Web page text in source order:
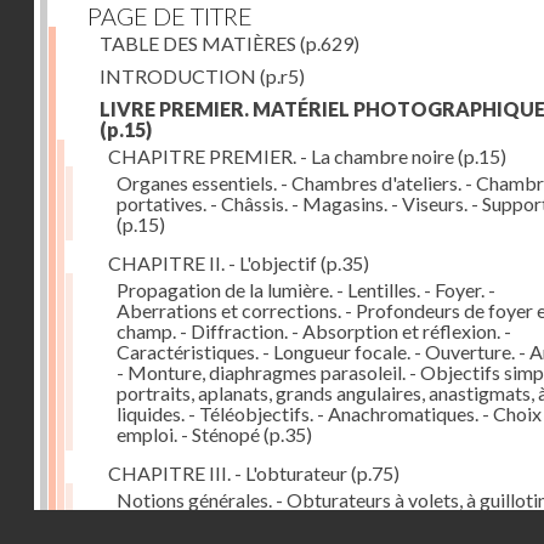
PAGE DE TITRE
TABLE DES MATIÈRES (p.629)
INTRODUCTION (p.r5)
LIVRE PREMIER. MATÉRIEL PHOTOGRAPHIQUE
(p.15)
CHAPITRE PREMIER. - La chambre noire(p.15)
Organes essentiels. - Chambres d'ateliers. -
portatives. - Châssis. - Magasins. - Viseurs. -
(p.15)
CHAPITRE II. - L'objectif(p.35)
Propagation de la lumière. - Lentilles. - Foyer. -
Aberrations et corrections. - Profondeurs de foyer
champ. - Diffraction. - Absorption et réflexion. -
Caractéristiques. - Longueur focale. - Ouverture. -
- Monture, diaphragmes parasoleil. - Objectifs
portraits, aplanats, grands angulaires, anastigmats,
liquides. - Téléobjectifs. - Anachromatiques. -
emploi. - Sténopé(p.35)
CHAPITRE III. - L'obturateur(p.75)
Notions générales. - Obturateurs à volets, à